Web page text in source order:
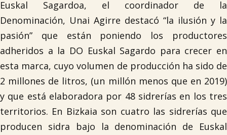
Euskal Sagardoa, el coordinador de la
Denominación, Unai Agirre destacó “la ilusión y la
pasión” que están poniendo los productores
adheridos a la DO Euskal Sagardo para crecer en
esta marca, cuyo volumen de producción ha sido de
2 millones de litros, (un millón menos que en 2019)
y que está elaboradora por 48 sidrerías en los tres
territorios. En Bizkaia son cuatro las sidrerías que
producen sidra bajo la denominación de Euskal